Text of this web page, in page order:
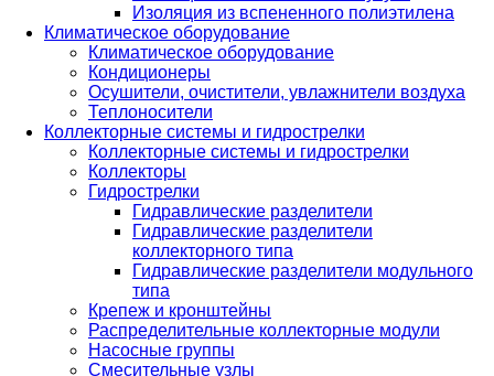
Изоляция из вспененного полиэтилена
Климатическое оборудование
Климатическое оборудование
Кондиционеры
Осушители, очистители, увлажнители воздуха
Теплоносители
Коллекторные системы и гидрострелки
Коллекторные системы и гидрострелки
Коллекторы
Гидрострелки
Гидравлические разделители
Гидравлические разделители
коллекторного типа
Гидравлические разделители модульного
типа
Крепеж и кронштейны
Распределительные коллекторные модули
Насосные группы
Смесительные узлы